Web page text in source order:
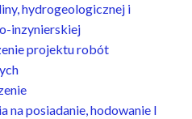
hydrogeologicznej i
inzynierskiej
projektu robót
na posiadanie, hodowanie I